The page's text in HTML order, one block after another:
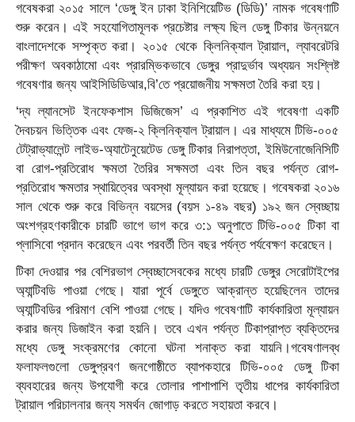
গবেষকরা ২০১৫ সালে ‘ডেঙ্গু ইন ঢাকা ইনিশিয়েটিভ (ডিডি)’ নামক গবেষণাটি
শুরু করেন। এই সহযোগিতামূলক প্রচেষ্টার লক্ষ্য ছিল ডেঙ্গু টিকার উন্নয়নে
বাংলাদেশকে সম্পৃক্ত করা। ২০১৫ থেকে ক্লিনিক্যাল ট্রায়াল, ল্যাবরেটরি
পরীক্ষণ অবকাঠামো এবং প্রারম্ভিকভাবে ডেঙ্গুর প্রাদুর্ভাব অধ্যয়ন সংশ্লিষ্ট
গবেষণার জন্য আইসিডিডিআর,বি’তে প্রয়োজনীয় সক্ষমতা তৈরি করা হয়।
‘দ্য ল্যানসেট ইনফেকশাস ডিজিজেস’ এ প্রকাশিত এই গবেষণা একটি
দৈবচয়ন ভিত্তিক এবং ফেজ-২ ক্লিনিক্যাল ট্রায়াল। এর মাধ্যমে টিভি-০০৫
টেট্রাভ্যালেন্ট লাইভ-অ্যাটেনুয়েটেড ডেঙ্গু টিকার নিরাপত্তা, ইমিউনোজেনিসিটি
বা রোগ-প্রতিরোধ ক্ষমতা তৈরির সক্ষমতা এবং তিন বছর পর্যন্ত রোগ-
প্রতিরোধ ক্ষমতার স্থায়িত্বের অবস্থা মূল্যায়ন করা হয়েছে। গবেষকরা ২০১৬
সাল থেকে শুরু করে বিভিন্ন বয়সের (বয়স ১-৪৯ বছর) ১৯২ জন স্বেচ্ছায়
অংশগ্রহণকারীকে চারটি ভাগে ভাগ করে ৩:১ অনুপাতে টিভি-০০৫ টিকা বা
প্লাসিবো প্রদান করেছেন এবং পরবর্তী তিন বছর পর্যন্ত পর্যবেক্ষণ করেছেন।
টিকা দেওয়ার পর বেশিরভাগ স্বেচ্ছাসেবকের মধ্যে চারটি ডেঙ্গুর সেরোটাইপের
অ্যান্টিবডি পাওয়া গেছে। যারা পূর্বে ডেঙ্গুতে আক্রান্ত হয়েছিলেন তাদের
অ্যান্টিবডির পরিমাণ বেশি পাওয়া গেছে। যদিও গবেষণাটি কার্যকারিতা মূল্যায়ন
করার জন্য ডিজাইন করা হয়নি। তবে এখন পর্যন্ত টিকাপ্রাপ্ত ব্যক্তিদের
মধ্যে ডেঙ্গু সংক্রমণের কোনো ঘটনা শনাক্ত করা যায়নি।গবেষণালব্ধ
ফলাফলগুলো ডেঙ্গুপ্রবণ জনগোষ্ঠীতে ব্যাপকহারে টিভি-০০৫ ডেঙ্গু টিকা
ব্যবহারের জন্য উপযোগী করে তোলার পাশাপাশি তৃতীয় ধাপের কার্যকারিতা
ট্রায়াল পরিচালনার জন্য সমর্থন জোগাড় করতে সহায়তা করবে।